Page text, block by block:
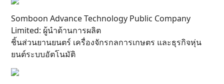
Somboon Advance Technology Public Company
Limited: ผู้นำด้านการผลิต
ชิ้นส่วนยานยนตร์ เครื่องจักรกลการเกษตร และธุรกิจหุ่น
ยนต์ระบบอัตโนมัติ